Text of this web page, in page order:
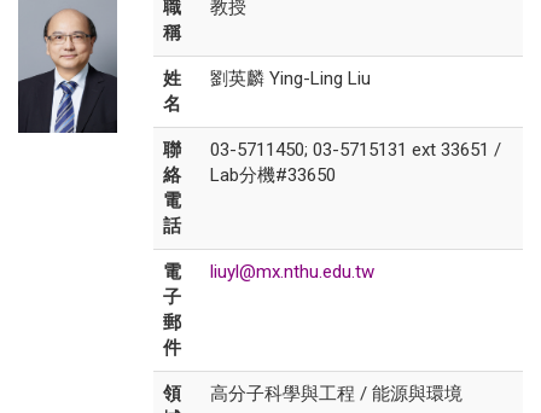
職
稱
教授
姓
名
劉英麟 Ying-Ling Liu
聯
絡
電
話
03-5711450; 03-5715131 ext 33651 /
Lab分機#33650
電
子
郵
件
liuyl@mx.nthu.edu.tw
領
高分子科學與工程 / 能源與環境